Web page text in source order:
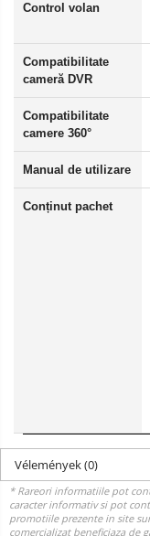
Control volan
Compatibilitate
cameră DVR
Compatibilitate
camere 360°
Manual de utilizare
Conținut pachet
Vélemények(0)